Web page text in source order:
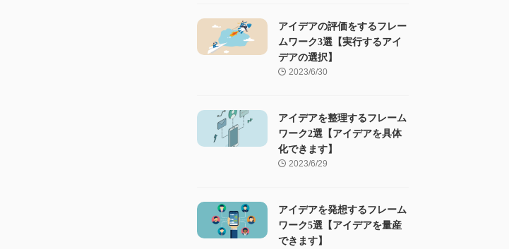
アイデアの評価をするフレー
ムワーク3選【実行するアイ
デアの選択】
2023/6/30
アイデアを整理するフレーム
ワーク2選【アイデアを具体
化できます】
2023/6/29
アイデアを発想するフレーム
ワーク5選【アイデアを量産
できます】